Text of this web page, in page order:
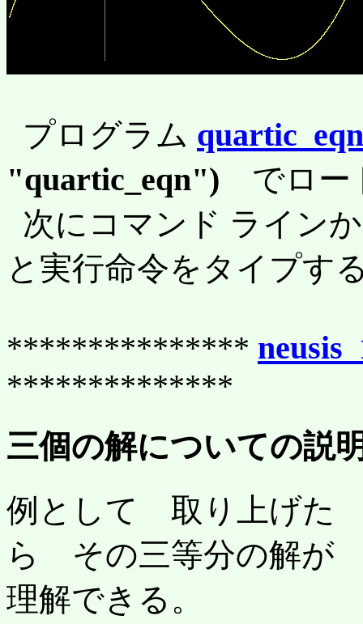
プログラム
"quartic_eqn") でロー
次にコマンド ライン
と実行命令をタイプす
***************
**************
三個の解についての説
例として 取り上げ
ら その三等分の解
理解できる。